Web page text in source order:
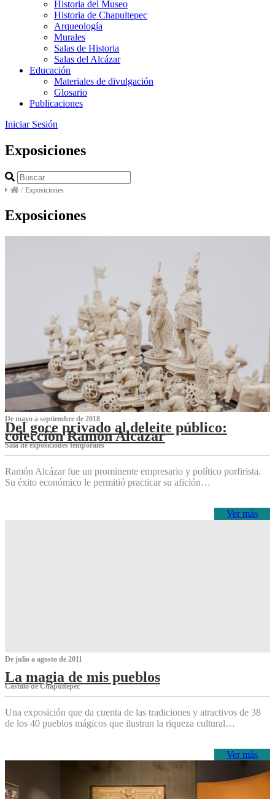
Historia del Museo
Historia de Chapultepec
Arqueología
Murales
Salas de Historia
Salas del Alcázar
Educación
Materiales de divulgación
Glosario
Publicaciones
Iniciar Sesión
Exposiciones
/ Exposiciones
Exposiciones
De mayo a septiembre de 2018
Del goce privado al deleite público:
colección Ramón Alcázar
Sala de exposiciones temporales
Ramón Alcázar fue un prominente empresario y político porfirista.
Su éxito económico le permitió practicar su afición…
Ver más
De julio a agosto de 2011
La magia de mis pueblos
Castillo de Chapultepec
Una exposición que da cuenta de las tradiciones y atractivos de 38
de los 40 pueblos mágicos que ilustran la riqueza cultural…
Ver más